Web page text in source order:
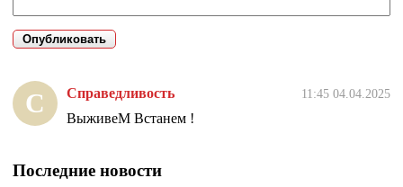
С Справедливость 11:45 04.04.2025
ВыживеМ Встанем !
Последние новости